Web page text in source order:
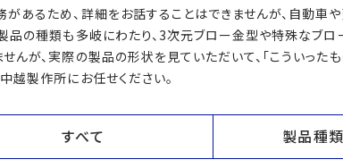
があるため、詳細をお話することはできませんが、自動車
製品の種類も多岐にわたり、3次元ブロー金型や特殊なブ
んが、実際の製品の形状を見ていただいて、「こういった
越製作所にお任せください。
すべて 製品種